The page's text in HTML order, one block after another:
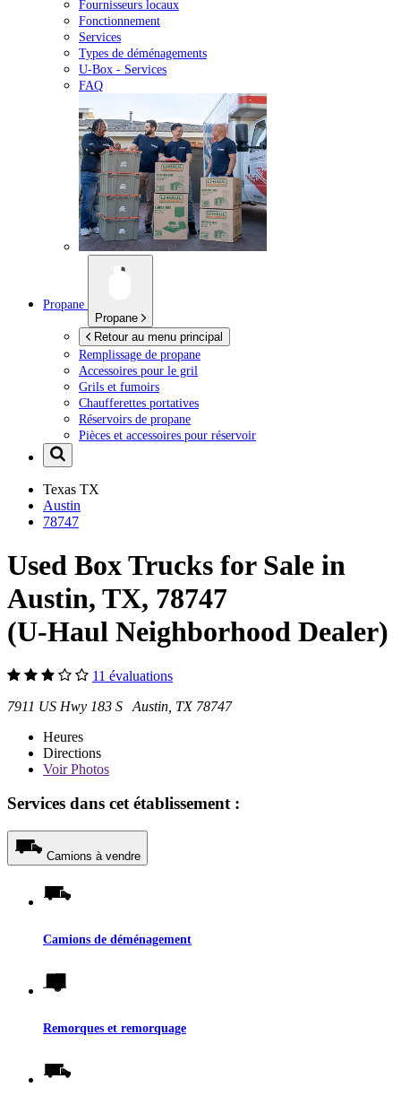
Fournisseurs locaux
Fonctionnement
Services
Types de déménagements
U-Box - Services
FAQ
Propane
Propane
Retour au menu principal
Remplissage de propane
Accessoires pour le gril
Grils et fumoirs
Chaufferettes portatives
Réservoirs de propane
Pièces et accessoires pour réservoir
Texas TX
Austin
78747
Used Box Trucks for Sale in
Austin, TX, 78747
(U-Haul Neighborhood Dealer)
11 évaluations
7911 US Hwy 183 S Austin, TX 78747
Heures
Directions
VoirPhotos
Services dans cet établissement :
Camions à vendre
Camions de déménagement
Remorques et remorquage